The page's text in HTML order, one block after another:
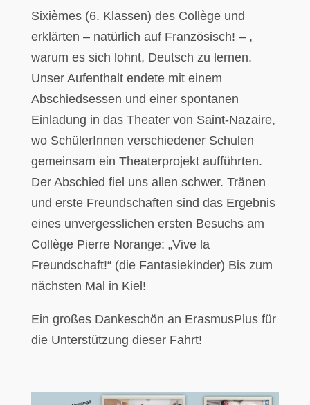
Sixièmes (6. Klassen) des Collège und
erklärten – natürlich auf Französisch! – ,
warum es sich lohnt, Deutsch zu lernen.
Unser Aufenthalt endete mit einem
Abschiedsessen und einer spontanen
Einladung in das Theater von Saint-Nazaire,
wo SchülerInnen verschiedener Schulen
gemeinsam ein Theaterprojekt aufführten.
Der Abschied fiel uns allen schwer. Tränen
und erste Freundschaften sind das Ergebnis
eines unvergesslichen ersten Besuchs am
Collège Pierre Norange: „Vive la
Freundschaft!“ (die Fantasiekinder) Bis zum
nächsten Mal in Kiel!
Ein großes Dankeschön an ErasmusPlus für
die Unterstützung dieser Fahrt!